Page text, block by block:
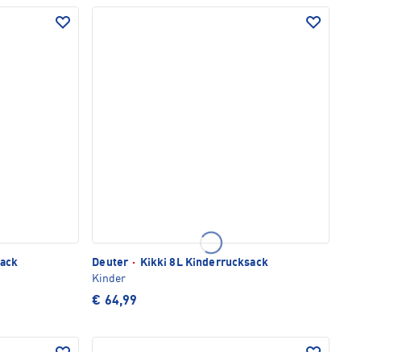
Deuter ·
Kikki 8L Kinderrucksack
Kinder
€ 64,99